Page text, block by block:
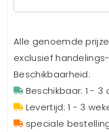
Alle genoemde
exclusief
Beschikbaarheid:
Beschikbaar: 1 - 3
Levertijd: 1 - 3
speciale